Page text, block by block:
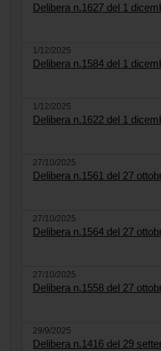
Delibera n.1627 del 1
1/12/2025
Delibera n.1584 del 1
1/12/2025
Delibera n.1622 del 1
27/10/2025
Delibera n.1561 del 27
27/10/2025
Delibera n.1564 del 27
27/10/2025
Delibera n.1558 del 27
29/9/2025
Delibera n.1416 del 29